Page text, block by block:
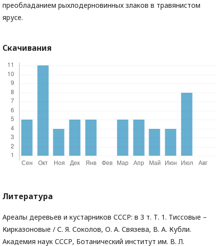
преобладанием рыхлодерновинных злаков в травянистом
ярусе.
Скачивания
Литература
Ареалы деревьев и кустарников СССР: в 3 т. Т. 1. Тиссовые –
Кирказоновые / С. Я. Соколов, О. А. Связева, В. А. Кубли.
Академия наук СССР, Ботанический институт им. В. Л.